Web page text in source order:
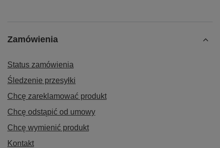
Zamówienia
Status zamówienia
Śledzenie przesyłki
Chcę zareklamować produkt
Chcę odstąpić od umowy
Chcę wymienić produkt
Kontakt